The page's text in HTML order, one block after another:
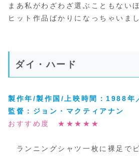
まあ私がわざわざ選ぶこともない
ヒット作品ばかりになっちゃいま
ダイ・ハード
製作年/製作国/上映時間：1988年
監督： ジョン・マクティアナン
おすすめ度 ★★★★★
ランニングシャツ一枚に裸足で